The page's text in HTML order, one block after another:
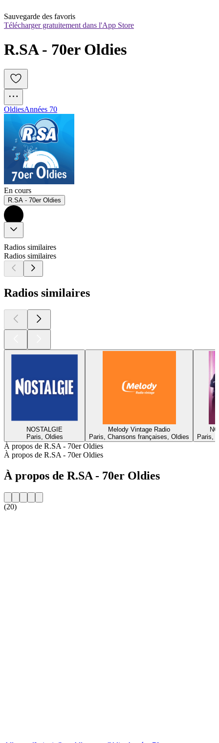
Sauvegarde des favoris
Télécharger gratuitement dans l'App Store
R.SA - 70er Oldies
OldiesAnnées 70
En cours
R.SA - 70er Oldies
Radios similaires
Radios similaires
Radios similaires
NOSTALGIE
Paris, Oldies
Melody Vintage Radio
Paris, Chansons françaises, Oldies
Paris,
À propos de R.SA - 70er Oldies
À propos de R.SA - 70er Oldies
À propos de R.SA - 70er Oldies
(20)